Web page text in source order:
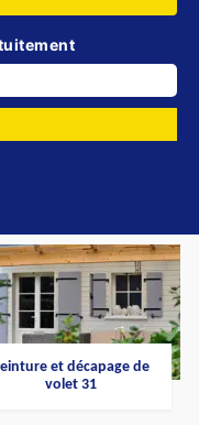
et décapage de
volet 31